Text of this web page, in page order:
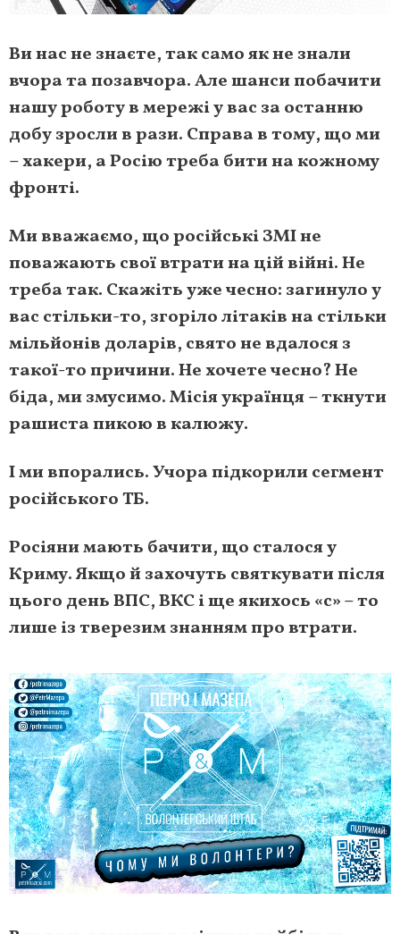
Ви нас не знаєте, так само як не знали
вчора та позавчора. Але шанси побачити
нашу роботу в мережі у вас за останню
добу зросли в рази. Справа в тому, що ми
– хакери, а Росію треба бити на кожному
фронті.
Ми вважаємо, що російські ЗМІ не
поважають свої втрати на цій війні. Не
треба так. Скажіть уже чесно: загинуло у
вас стільки-то, згоріло літаків на стільки
мільйонів доларів, свято не вдалося з
такої-то причини. Не хочете чесно? Не
біда, ми змусимо. Місія українця – ткнути
рашиста пикою в калюжу.
І ми впорались. Учора підкорили сегмент
російського ТБ.
Росіяни мають бачити, що сталося у
Криму. Якщо й захочуть святкувати після
цього день ВПС, ВКС і ще якихось «с» – то
лише із тверезим знанням про втрати.